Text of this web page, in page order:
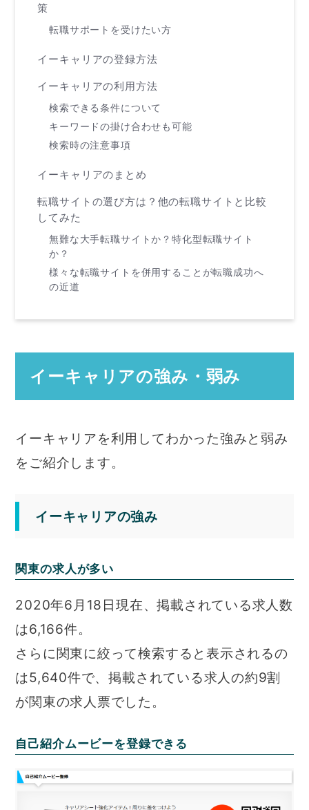
策
転職サポートを受けたい方
イーキャリアの登録方法
イーキャリアの利用方法
検索できる条件について
キーワードの掛け合わせも可能
検索時の注意事項
イーキャリアのまとめ
転職サイトの選び方は？他の転職サイトと比較
してみた
無難な大手転職サイトか？特化型転職サイト
か？
様々な転職サイトを併用することが転職成功へ
の近道
イーキャリアの強み・弱み
イーキャリアを利用してわかった強みと弱み
をご紹介します。
イーキャリアの強み
関東の求人が多い
2020年6月18日現在、掲載されている求人数
は6,166件。
さらに関東に絞って検索すると表示されるの
は5,640件で、掲載されている求人の約9割
が関東の求人票でした。
自己紹介ムービーを登録できる